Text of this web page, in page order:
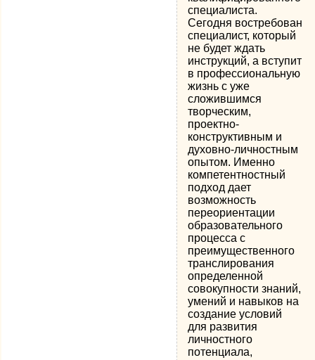
специалиста.
Сегодня востребован
специалист, который
не будет ждать
инструкций, а вступит
в профессиональную
жизнь с уже
сложившимся
творческим,
проектно-
конструктивным и
духовно-личностным
опытом. Именно
компетентностный
подход дает
возможность
переориентации
образовательного
процесса с
преимущественного
транслирования
определенной
совокупности знаний,
умений и навыков на
создание условий
для развития
личностного
потенциала,